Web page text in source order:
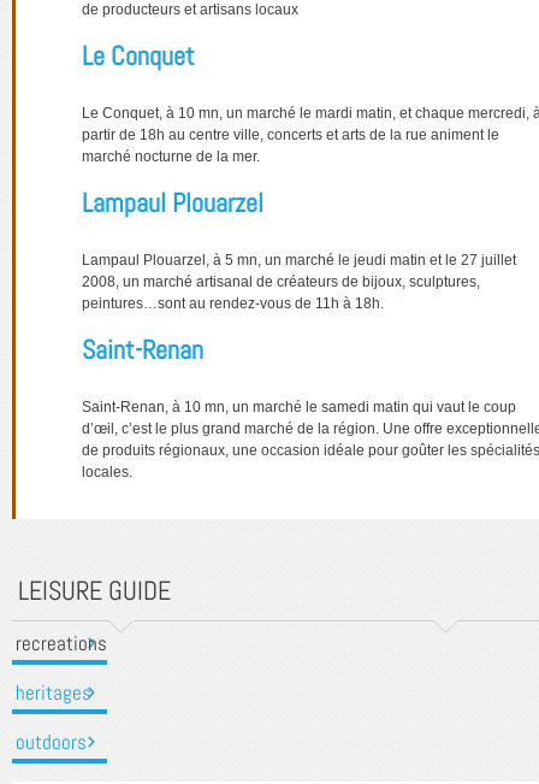
LEISURE GUIDE
recreations
heritages
outdoors
de producteurs et artisans locaux
Le Conquet
Le Conquet, à 10 mn, un marché le mardi matin, et chaque mercredi,
partir de 18h au centre ville, concerts et arts de la rue animent le
marché nocturne de la mer.
Lampaul Plouarzel
Lampaul Plouarzel, à 5 mn, un marché le jeudi matin et le 27 juillet
2008, un marché artisanal de créateurs de bijoux, sculptures,
peintures…sont au rendez-vous de 11h à 18h.
Saint-Renan
Saint-Renan, à 10 mn, un marché le samedi matin qui vaut le coup
d’œil, c’est le plus grand marché de la région. Une offre
de produits régionaux, une occasion idéale pour goûter les spécialités
locales.